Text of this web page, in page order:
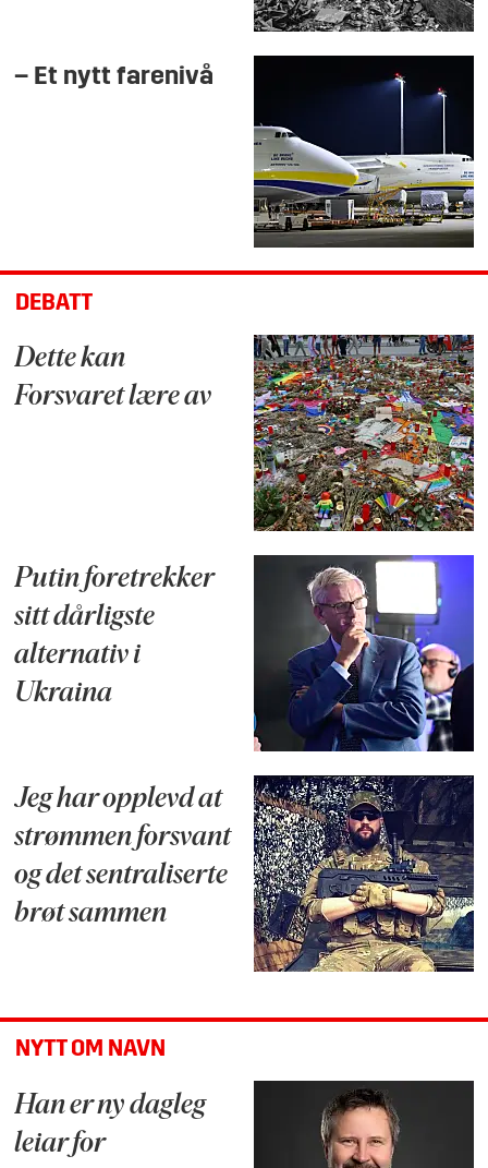
– Et nytt farenivå
DEBATT
Dette kan
Forsvaret lære av
Putin foretrekker
sitt dårligste
alternativ i
Ukraina
Jeg har opplevd at
strømmen forsvant
og det sentraliserte
brøt sammen
NYTT OM NAVN
Han er ny dagleg
leiar for